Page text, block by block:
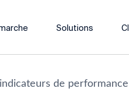
Solutions
indicateurs de